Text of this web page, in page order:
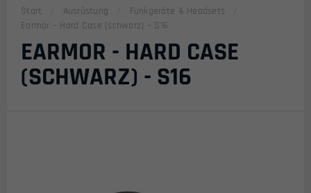
Start Ausrüstung
Funkgeräte & Headsets
Earmor – Hard Case (schwarz) – S16
EARMOR - HARD CASE
(SCHWARZ) - S16